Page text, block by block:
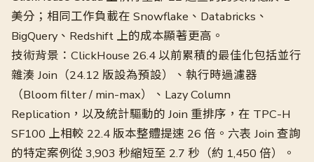
美分；相同工作負載在 Snowflake、Databricks、
BigQuery、Redshift 上的成本顯著更高。
技術背景：ClickHouse 26.4 以前累積的最佳化包括並行
雜湊 Join（24.12 版設為預設）、執行時過濾器
（Bloom filter / min-max）、Lazy Column
Replication，以及統計驅動的 Join 重排序，在 TPC-H
SF100 上相較 22.4 版本整體提速 26 倍。六表 Join 查詢
的特定案例從 3,903 秒縮短至 2.7 秒（約 1,450 倍）。